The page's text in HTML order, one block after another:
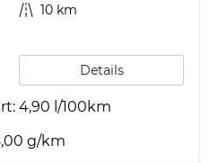
Kilometerstand 10 km
Details
4,90 l/100km
g/km